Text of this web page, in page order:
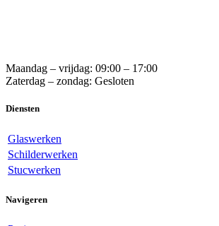
Maandag – vrijdag: 09:00 – 17:00
Zaterdag – zondag: Gesloten
Diensten
Glaswerken
Schilderwerken
Stucwerken
Navigeren